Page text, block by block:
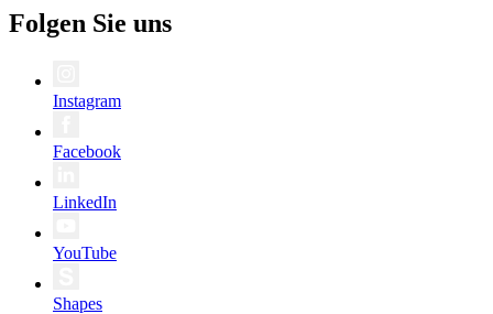
Folgen Sie uns
Instagram
Facebook
LinkedIn
YouTube
Shapes